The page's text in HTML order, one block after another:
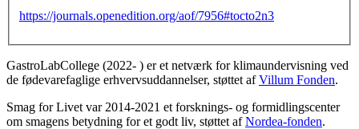
https://journals.openedition.org/aof/7956#tocto2n3
GastroLabCollege (2022- ) er et netværk for klimaundervisning ved
de fødevarefaglige erhvervsuddannelser, støttet afVillum Fonden.
Smag for Livet var 2014-2021 et forsknings- og formidlingscenter
om smagens betydning for et godt liv, støttet afNordea-fonden.